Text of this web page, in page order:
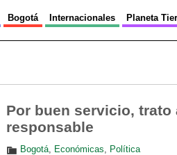
Bogotá Internacionales Planeta
Por buen servicio,
responsable
Bogotá, Económicas, Política